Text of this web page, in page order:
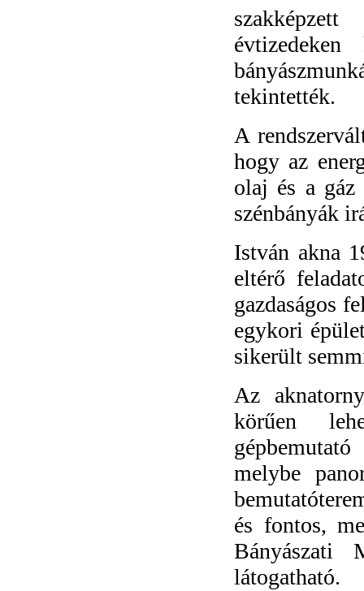
tekintették.
A
hogy az
olaj és a gáz
szénbányák
István akna
eltérő
gazdaságos
egykori
sikerült
Az
körűen
melybe
és fontos,
Bányászati
látogatható.